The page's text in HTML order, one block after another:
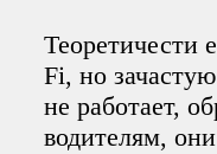
Теоретичести
Fi, но
не работает,
водителям,